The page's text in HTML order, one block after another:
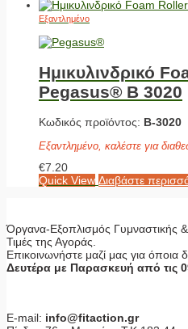
Εξαντλημένο
Ημικυλινδρικό
Pegasus® Β 3020
Κωδικός προϊόντος: Β-3020
Εξαντλημένο, καλέστε για
€7.20
Quick View Διαβάστε
Όργανα-Εξοπλισμός Γυμναστικής
Τιμές της Αγοράς.
Επικοινωνήστε μαζί μας για όποια
Δευτέρα με Παρασκευή από τις
E-mail: info@fitaction.gr